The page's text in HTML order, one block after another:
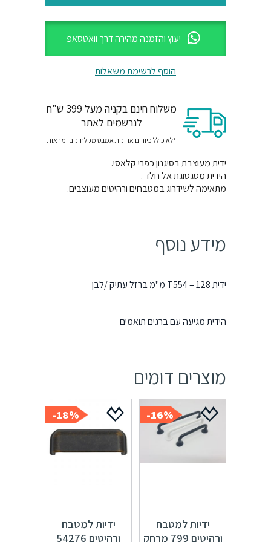
יעוץ והזמנה מהירה דרך וואטסאפ
הוסף לרשימת משאלות
משלוח חינם בקניה מעל 399 ש"ח
לנרשמים לאתר
*לא כולל כיורים ארונות אמבט מקלחונים ומראות
ידית מעוצבת בסיגנון כפרי קלאסי.
הידית מסגסוגת אל חלד .
מתאימה לשידרוג במטבחים ורהיטים מעוצבים.
מידע נוסף
ידית T554 – 128 מ"מ ברזל עתיק /לבן
הידית מגיעה עם ברגים תואמים
מוצרים דומים
16%-
ידיות למטבח
ורהיטים 799 מרחק
18%-
ידיות למטבח
ורהיטים 54276